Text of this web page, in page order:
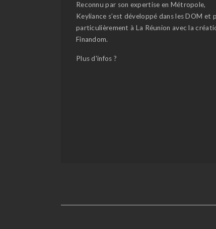
Reconnu par son expertise en Métropole,
Keyliance s’est développé dans les DOM et
particulièrement à La Réunion avec la
Finandom.
Plus d'infos ?